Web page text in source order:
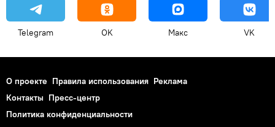
Telegram OK Макс VK
О проекте Правила использования Реклама
Контакты Пресс-центр
Политика конфиденциальности